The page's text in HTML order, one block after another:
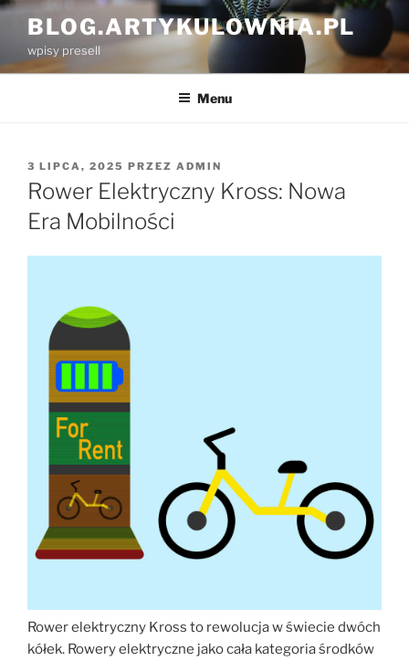
Przejdź
treści
BLOG.ARTYKULOWNIA.PL
wpisy presell
Menu
OPUBLIKOWANE
W
3 LIPCA, 2025 PRZEZ ADMIN
Rower Elektryczny Kross: Nowa
Era Mobilności
Rower elektryczny Kross to rewolucja w świecie dwóch
kółek. Rowery elektryczne jako cała kategoria środków